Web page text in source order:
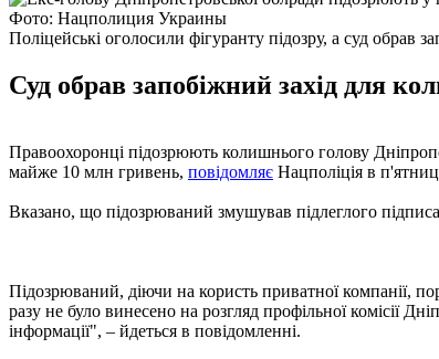
Фото: Нацполиция Украины
Поліцейські оголосили фігуранту підозру, а суд обрав
Суд обрав запобіжний захід для
Правоохоронці підозрюють колишнього голову
майже 10 млн гривень, повідомляє Нацполіція в
Вказано, що підозрюваний змушував підлеглого
Підозрюваний, діючи на користь приватної компанії,
разу не було винесено на розгляд профільної комісії
інформації", – йдеться в повідомленні.